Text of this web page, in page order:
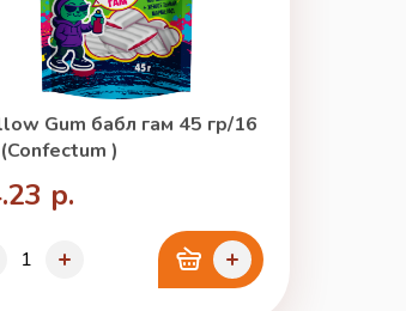
Gum бабл гам 45 гр/16
)
р.